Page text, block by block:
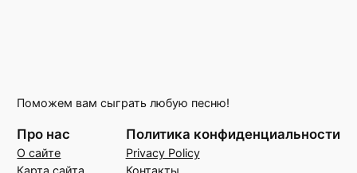
Поможем вам сыграть любую песню!
Про нас
О сайте
Карта сайта
Политика конфиденциальности
Privacy Policy
Контакты